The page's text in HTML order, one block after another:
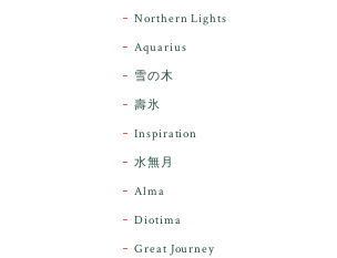
Northern Lights
Aquarius
雪の木
壽氷
Inspiration
水無月
Alma
Diotima
Great Journey